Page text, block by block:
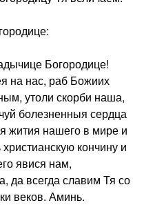
Богородице!
на нас, раб Божиих
утоли скорби наша,
болезненныя сердца
жития нашего в мире и
кончину и
явися нам,
да всегда славим Тя со
веков. Аминь.